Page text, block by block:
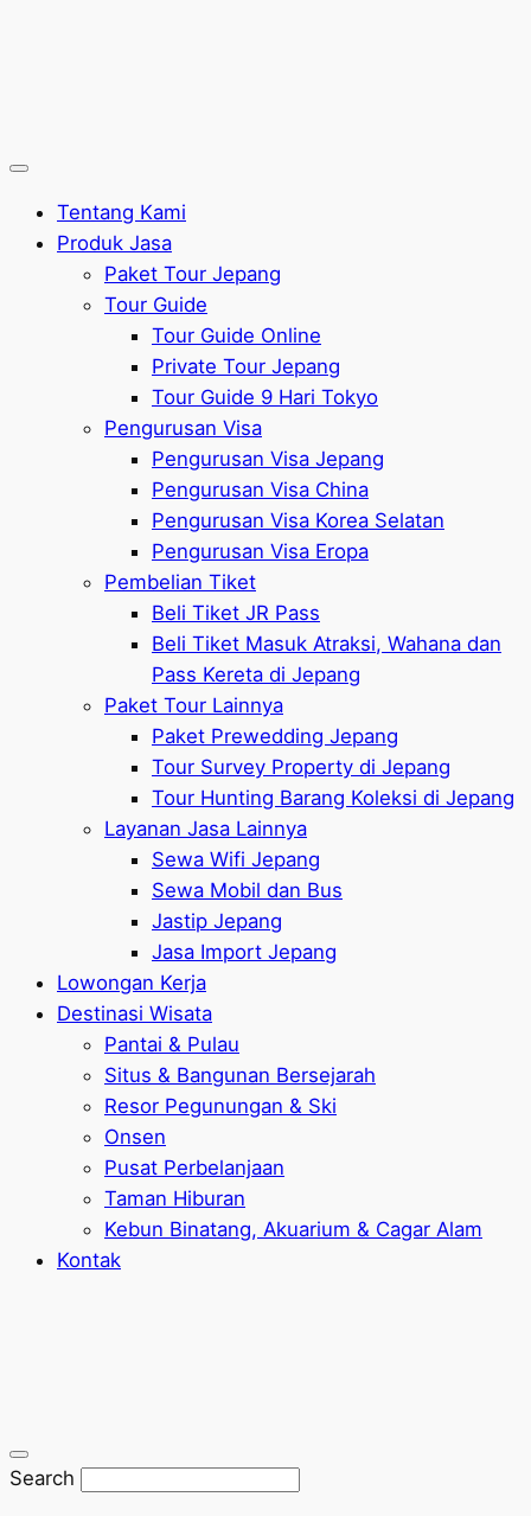
Tentang Kami
Produk Jasa
Paket Tour Jepang
Tour Guide
Tour Guide Online
Private Tour Jepang
Tour Guide 9 Hari Tokyo
Pengurusan Visa
Pengurusan Visa Jepang
Pengurusan Visa China
Pengurusan Visa Korea Selatan
Pengurusan Visa Eropa
Pembelian Tiket
Beli Tiket JR Pass
Beli Tiket Masuk Atraksi, Wahana dan
Pass Kereta di Jepang
Paket Tour Lainnya
Paket Prewedding Jepang
Tour Survey Property di Jepang
Tour Hunting Barang Koleksi di Jepang
Layanan Jasa Lainnya
Sewa Wifi Jepang
Sewa Mobil dan Bus
Jastip Jepang
Jasa Import Jepang
Lowongan Kerja
Destinasi Wisata
Pantai & Pulau
Situs & Bangunan Bersejarah
Resor Pegunungan & Ski
Onsen
Pusat Perbelanjaan
Taman Hiburan
Kebun Binatang, Akuarium & Cagar Alam
Kontak
Search